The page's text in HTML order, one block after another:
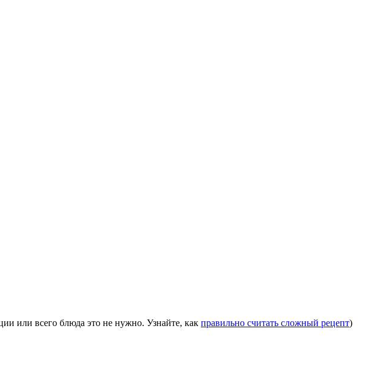
или всего блюда это не нужно. Узнайте, как правильно считать сложный рецепт)